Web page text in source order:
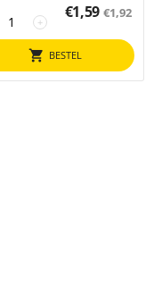
+
€1,59 €1,92
BESTEL